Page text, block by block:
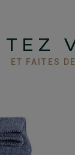
ET FAITES